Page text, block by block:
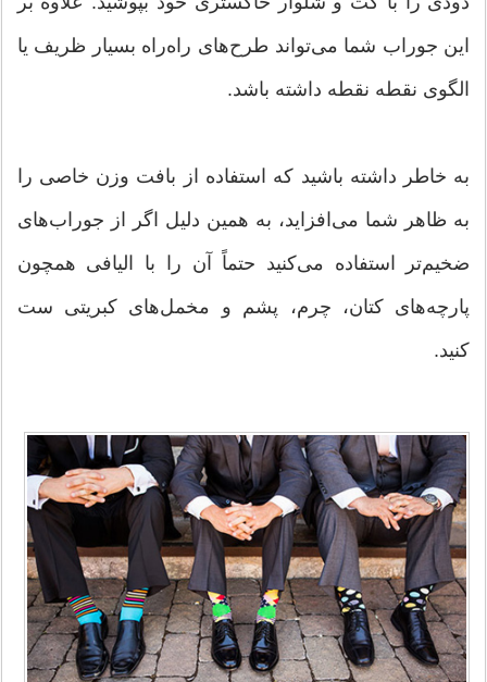
این جوراب شما می‌تواند طرح‌های راه‌راه بسیار ظریف یا
الگوی نقطه نقطه داشته باشد.
به خاطر داشته باشید که استفاده از بافت وزن خاصی را
به ظاهر شما می‌افزاید، به همین دلیل اگر از جوراب‌های
ضخیم‌تر استفاده می‌کنید حتماً آن را با الیافی همچون
پارچه‌های کتان، چرم، پشم و مخمل‌های کبریتی ست
کنید.